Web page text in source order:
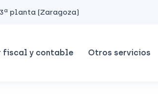
planta (Zaragoza)
fiscal y contable Otros servicios